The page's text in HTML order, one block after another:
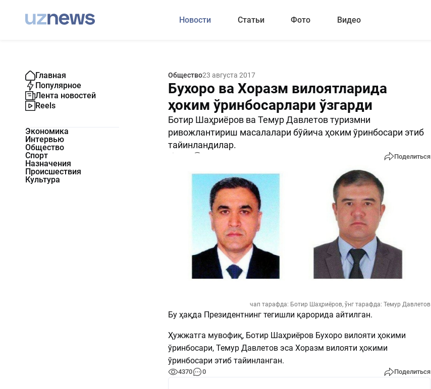
Новости Статьи Фото Видео
Главная
Популярное
Лента новостей
Reels
Экономика
Интервью
Общество
Спорт
Назначения
Происшествия
Культура
Общество23 августа 2017
Бухоро ва Хоразм вилоятларида
ҳоким ўринбосарлари ўзгарди
Ботир Шаҳриёров ва Темур Давлетов туризмни
ривожлантириш масалалари бўйича ҳоким ўринбосари этиб
тайинландилар.
Поделиться
чап тарафда: Ботир Шаҳриёров, ўнг тарафда: Темур Давлетов
Бу ҳақда Президентнинг тегишли қарорида айтилган.
Ҳужжатга мувофиқ, Ботир Шаҳриёров Бухоро вилояти ҳокими
ўринбосари, Темур Давлетов эса Хоразм вилояти ҳокими
ўринбосари этиб тайинланган.
4370 0 Поделиться